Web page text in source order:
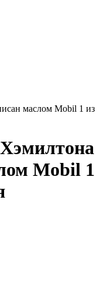
маслом Mobil 1 из
Mobil 1